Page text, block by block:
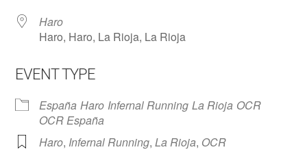
Haro
Haro, Haro, La Rioja, La Rioja
EVENT TYPE
España Haro Infernal Running La Rioja OCR
OCR España
Haro, Infernal Running,La Rioja, OCR